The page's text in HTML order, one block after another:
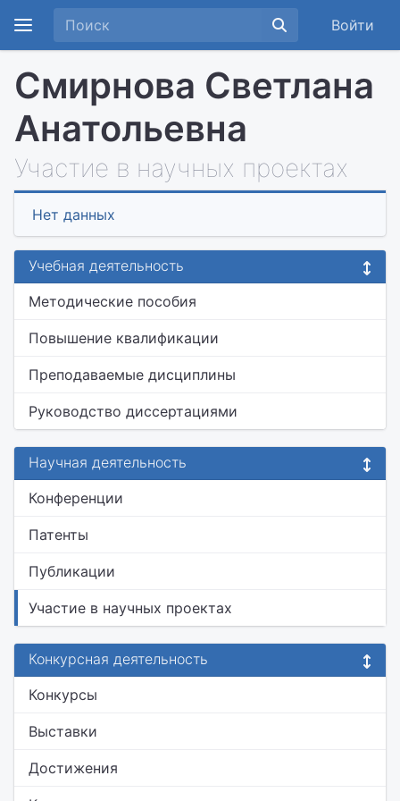
Войти
Смирнова Светлана
Анатольевна
Участие в научных проектах
Нет данных
Учебная деятельность
Методические пособия
Повышение квалификации
Преподаваемые дисциплины
Руководство диссертациями
Научная деятельность
Конференции
Патенты
Публикации
Участие в научных проектах
Конкурсная деятельность
Конкурсы
Выставки
Достижения